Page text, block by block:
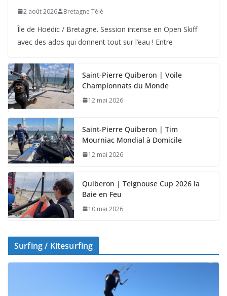
2 août 2026 Bretagne Télé
Île de Hoëdic / Bretagne. Session intense en Open Skiff
avec des ados qui donnent tout sur l’eau ! Entre
Saint-Pierre Quiberon | Voile
Championnats du Monde
12 mai 2026
Saint-Pierre Quiberon | Tim
Mourniac Mondial à Domicile
12 mai 2026
Quiberon | Teignouse Cup 2026 la
Baie en Feu
10 mai 2026
Surfing / Kitesurfing